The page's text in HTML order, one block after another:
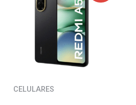
CELULARES
was:
$284.999,00.
is: